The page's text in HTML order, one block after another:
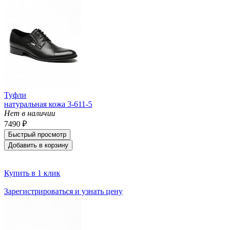
Туфли
натуральная кожа 3-611-5
Нет в наличии
7490 ₽
Быстрый просмотр
Добавить в корзину
Купить в 1 клик
Зарегистрироваться и узнать цену